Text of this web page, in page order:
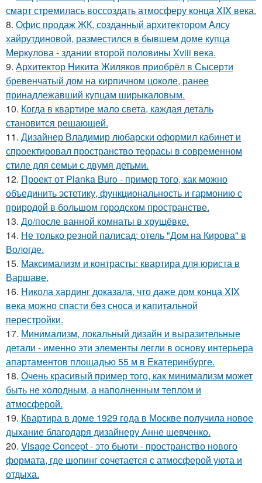
смарт стремилась воссоздать атмосферу конца XIX века.
8. Офис продаж ЖК, созданный архитектором Алсу
хайрутдиновой, разместился в бывшем доме купца
Меркулова - здании второй половины Xviii века.
9. Архитектор Никита Жиляков приобрёл в Сысерти
бревенчатый дом на кирпичном цоколе, ранее
принадлежавший купцам ширыкаловым.
10. Когда в квартире мало света, каждая деталь
становится решающей.
11. Дизайнер Владимир любарски оформил кабинет и
спроектировал пространство террасы в современном
стиле для семьи с двумя детьми.
12. Проект от Planka Buro - пример того, как можно
объединить эстетику, функциональность и гармонию с
природой в большом городском пространстве.
13. До/после ванной комнаты в хрущёвке.
14. Не только резной палисад: отель "Дом на Кирова" в
Вологде.
15. Максимализм и контрасты: квартира для юриста в
Варшаве.
16. Никола хардинг доказала, что даже дом конца XIX
века можно спасти без сноса и капитальной
перестройки.
17. Минимализм, локальный дизайн и выразительные
детали - именно эти элементы легли в основу интерьера
апартаментов площадью 55 м в Екатеринбурге.
18. Очень красивый пример того, как минимализм может
быть не холодным, а наполненным теплом и
атмосферой.
19. Квартира в доме 1929 года в Москве получила новое
дыхание благодаря дизайнеру Анне шевченко.
20. Visage Concept - это бьюти - пространство нового
формата, где шопинг сочетается с атмосферой уюта и
отдыха.